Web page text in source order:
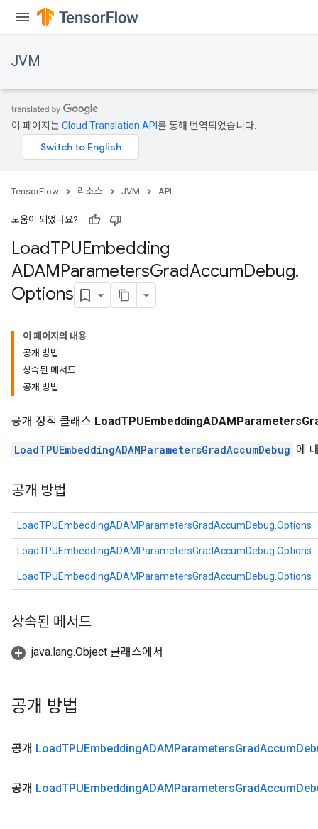
JVM
이 페이지는Cloud Translation API 를 통해 번역되었습니다.
TensorFlow 리소스 JVM API
도움이 되었나요?
LoadTPUEmbedding
ADAMParametersGradAccumDebug.
Options
이 페이지의 내용
공개 방법
상속된 메서드
공개 방법
공개 정적 클래스
LoadTPUEmbeddingADAMParametersGradAccumDebug 에
공개 방법
LoadTPUEmbeddingADAMParametersGradAccumDebug.Options
LoadTPUEmbeddingADAMParametersGradAccumDebug.Options
LoadTPUEmbeddingADAMParametersGradAccumDebug.Options
상속된 메서드
java.lang.Object 클래스에서
공개 방법
공개 LoadTPUEmbeddingADAMParametersGradAccum
공개 LoadTPUEmbeddingADAMParametersGradAccum